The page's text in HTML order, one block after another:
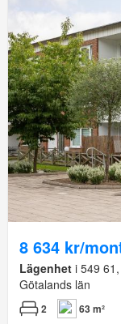
8 634 kr/
Lägenhet i 549
Götalands län
2 63 m²